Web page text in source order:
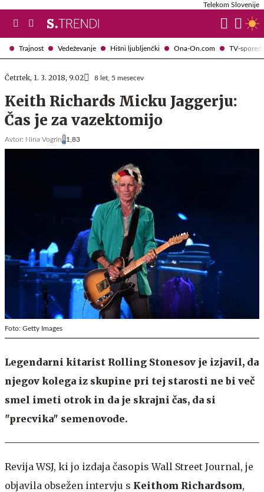
Trajnost Vedeževanje Hišni ljubljenčki Ona-On.com TV-spored
Telekom Slovenije
Četrtek, 1. 3. 2018, 9.02 8 let, 5 mesecev
Keith Richards Micku Jaggerju:
Čas je za vazektomijo
Avtor: Nina Vogrin 1,83
Foto: Getty Images
Legendarni kitarist Rolling Stonesov je izjavil, da
njegov kolega iz skupine pri tej starosti ne bi več
smel imeti otrok in da je skrajni čas, da si
"precvika" semenovode.
Revija WSJ, ki jo izdaja časopis Wall Street Journal, je
objavila obsežen intervju s Keithom Richardsom,